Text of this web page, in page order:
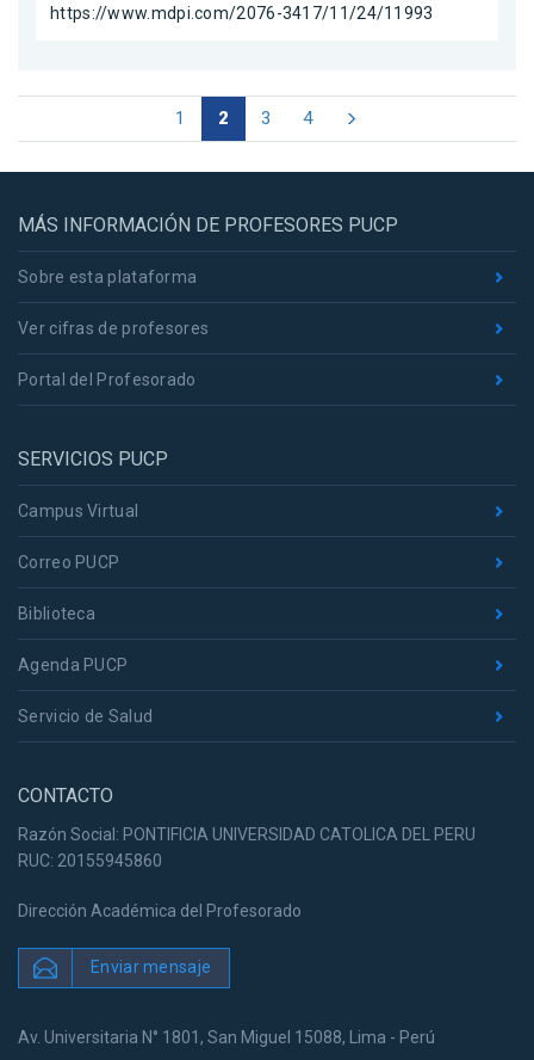
https://www.mdpi.com/2076-3417/11/24/11993
1 2 3 4
MÁS INFORMACIÓN DE PROFESORES PUCP
Sobre esta plataforma
Ver cifras de profesores
Portal del Profesorado
SERVICIOS PUCP
Campus Virtual
Correo PUCP
Biblioteca
Agenda PUCP
Servicio de Salud
CONTACTO
Razón Social: PONTIFICIA UNIVERSIDAD CATOLICA DEL PERU
RUC: 20155945860
Dirección Académica del Profesorado
Enviar mensaje
Av. Universitaria N° 1801, San Miguel 15088, Lima - Perú